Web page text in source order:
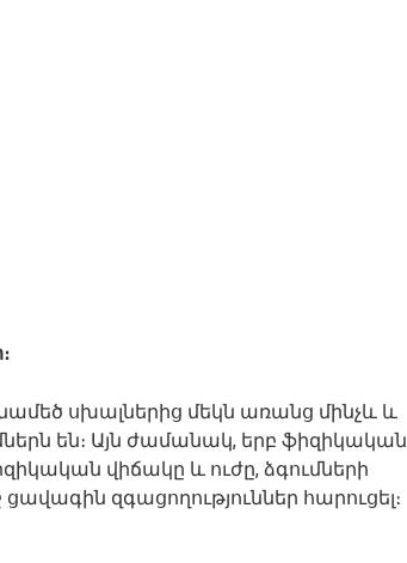
սխալներից մեկն առանց մինչև և
են։ Այն ժամանակ, երբ ֆիզիկական
վիճակը և ուժը, ձգումների
զգացողություններ հարուցել։